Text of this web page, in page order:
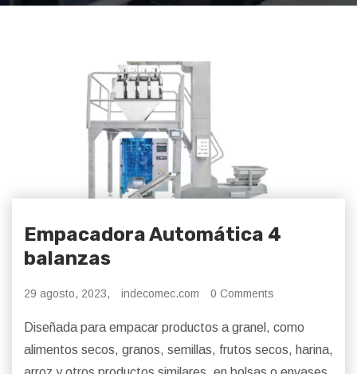
Empacadora Automática 4
balanzas
29 agosto, 2023, indecomec.com 0 Comments
Diseñada para empacar productos a granel, como
alimentos secos, granos, semillas, frutos secos, harina,